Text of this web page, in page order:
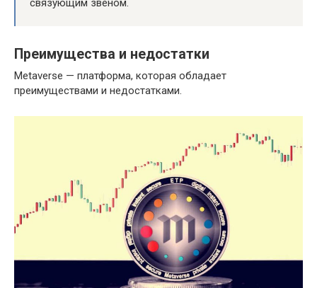
связующим звеном.
Преимущества и недостатки
Metaverse — платформа, которая обладает
преимуществами и недостатками.